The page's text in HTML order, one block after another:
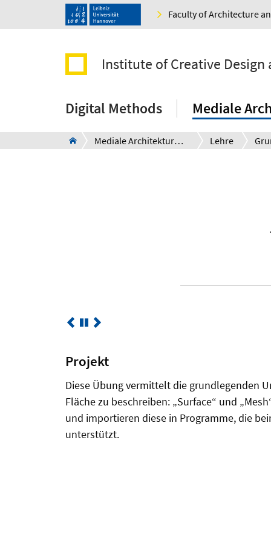
Faculty of Architecture
Institute of Creative
Digital Methods Mediale
Mediale Architekturdarstellung Lehre
Projekt
Diese Übung vermittelt die grundlegenden
Fläche zu beschreiben: „Surface“ und
und importieren diese in Programme, die
unterstützt.